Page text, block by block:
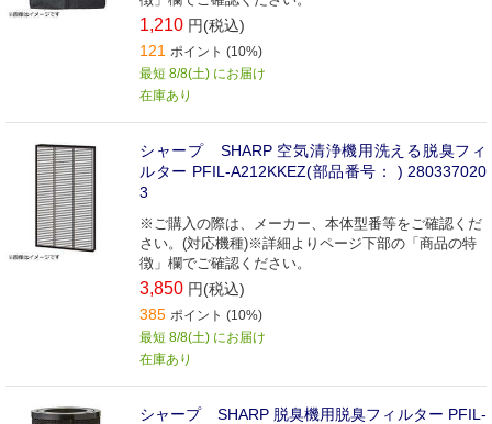
1,210 円(税込)
121 ポイント (10%)
最短 8/8(土) にお届け
在庫あり
シャープ SHARP 空気清浄機用洗える脱臭フィ
ルター PFIL-A212KKEZ(部品番号： ) 280337020
3
※ご購入の際は、メーカー、本体型番等をご確認くだ
さい。(対応機種)※詳細よりページ下部の「商品の特
徴」欄でご確認ください。
3,850 円(税込)
385 ポイント (10%)
最短 8/8(土) にお届け
在庫あり
シャープ SHARP 脱臭機用脱臭フィルター PFIL-